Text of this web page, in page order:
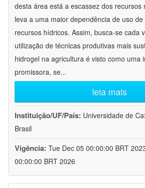
desta área está a escassez dos recursos
leva a uma maior dependência de uso
recursos hídricos. Assim, busca-se cada
utilização de técnicas produtivas mais
hidrogel na agricultura é visto como uma
promissora, se...
leia mais
Instituição/UF/País: Universidade de
Brasil
Vigência: Tue Dec 05 00:00:00 BRT
00:00:00 BRT 2026